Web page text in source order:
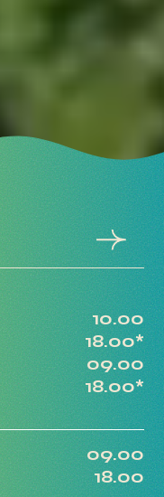
10.00
18.00*
09.00
18.00*
09.00
18.00